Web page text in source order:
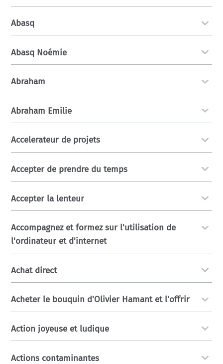
Abasq
Abasq Noémie
Abraham
Abraham Emilie
Accelerateur de projets
Accepter de prendre du temps
Accepter la lenteur
Accompagnez et formez sur l'utilisation de
l'ordinateur et d'internet
Achat direct
Acheter le bouquin d'Olivier Hamant et l'offrir
Action joyeuse et ludique
Actions contaminantes